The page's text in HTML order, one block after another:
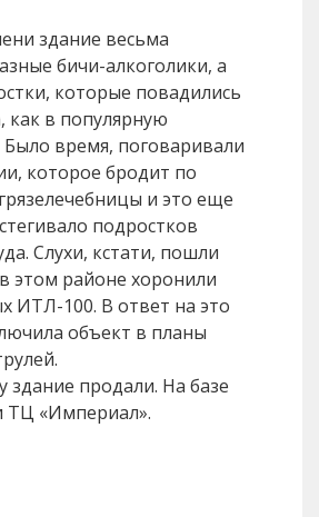
здание весьма
бичи-алкоголики, а
которые повадились
как в популярную
Было время, поговаривали
которое бродит по
и это еще
подростков
Слухи, кстати, пошли
этом районе хоронили
ИТЛ-100. В ответ на это
объект в планы
здание продали. На базе
ТЦ «Империал».